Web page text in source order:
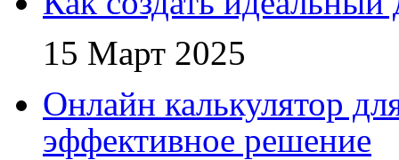
15 Март 2025
Онлайн калькулятор
эффективное решение